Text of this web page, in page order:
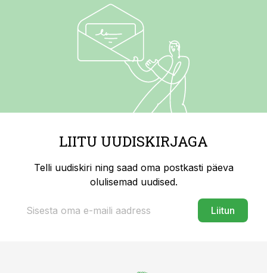
LIITU UUDISKIRJAGA
Telli uudiskiri ning saad oma postkasti päeva
olulisemad uudised.
Liitun